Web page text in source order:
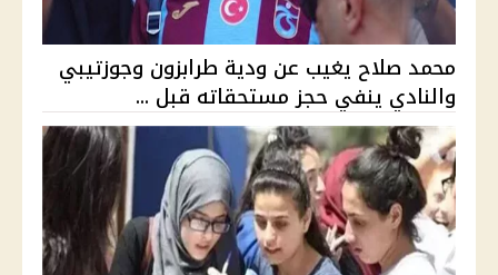
محمد صلاح يغيب عن ودية طرابزون وجوزتيبي
والنادي ينفي حجز مستحقاته قبل ...